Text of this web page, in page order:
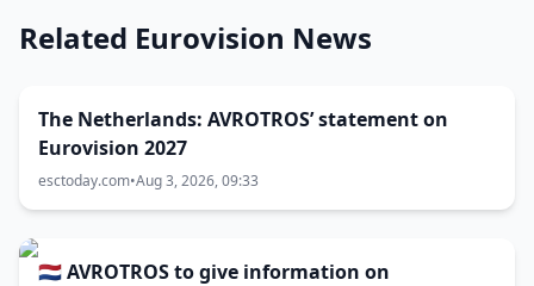
Related Eurovision News
The Netherlands: AVROTROS’ statement on
Eurovision 2027
esctoday.com•Aug 3, 2026, 09:33
🇳🇱 AVROTROS to give information on